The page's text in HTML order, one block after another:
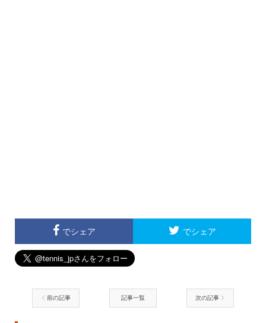
でシェア でシェア
前の記事 記事一覧 次の記事